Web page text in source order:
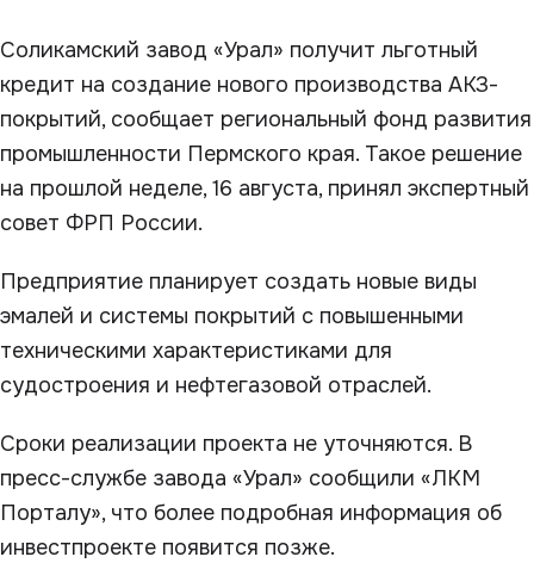
Соликамский завод «Урал» получит льготный
кредит на создание нового производства АКЗ-
покрытий, сообщает региональный фонд развития
промышленности Пермского края. Такое решение
на прошлой неделе, 16 августа, принял экспертный
совет ФРП России.
Предприятие планирует создать новые виды
эмалей и системы покрытий с повышенными
техническими характеристиками для
судостроения и нефтегазовой отраслей.
Сроки реализации проекта не уточняются. В
пресс-службе завода «Урал» сообщили «ЛКМ
Порталу», что более подробная информация об
инвестпроекте появится позже.